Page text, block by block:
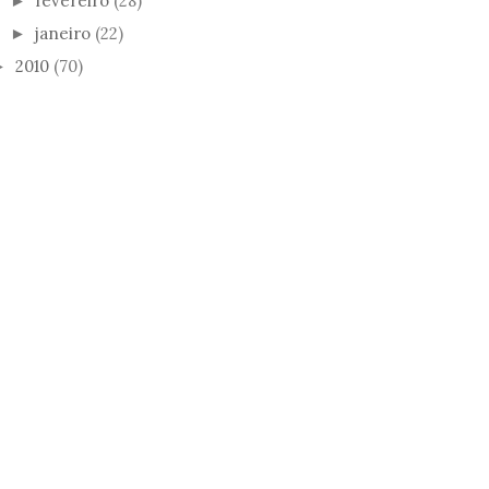
► janeiro (22)
2010 (70)